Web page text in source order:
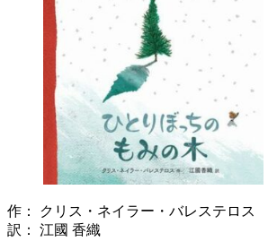
作： クリス・ネイラー・バレステロス
訳： 江國 香織